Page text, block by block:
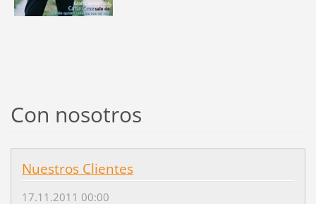
Con nosotros
Nuestros Clientes
17.11.2011 00:00